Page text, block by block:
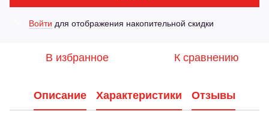
Войти для отображения накопительной скидки
В избранное К сравнению
Описание Характеристики Отзывы